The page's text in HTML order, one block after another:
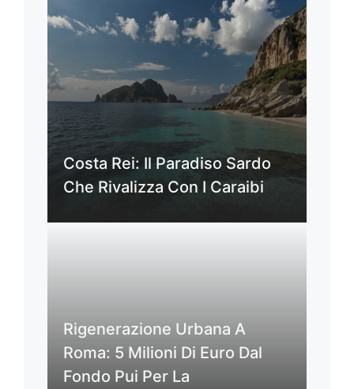
Costa Rei: Il Paradiso Sardo
Che Rivalizza Con I Caraibi
Rigenerazione Urbana A
Roma: 5 Milioni Di Euro Dal
Fondo Pui Per La